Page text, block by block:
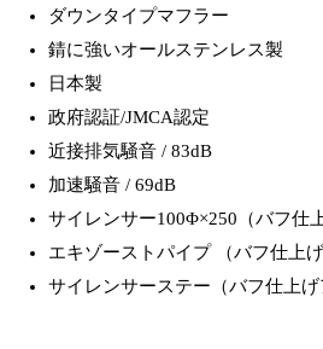
ダウンタイプマフラー
錆に強いオールステンレス製
日本製
政府認証/JMCA認定
近接排気騒音 / 83dB
加速騒音 / 69dB
サイレンサー100Φ×250（バフ仕
エキゾーストパイプ （バフ仕上げ
サイレンサーステー（バフ仕上げ